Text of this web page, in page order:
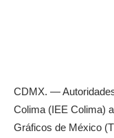
CDMX. —
Colima (IEE Colima)
Gráficos de México